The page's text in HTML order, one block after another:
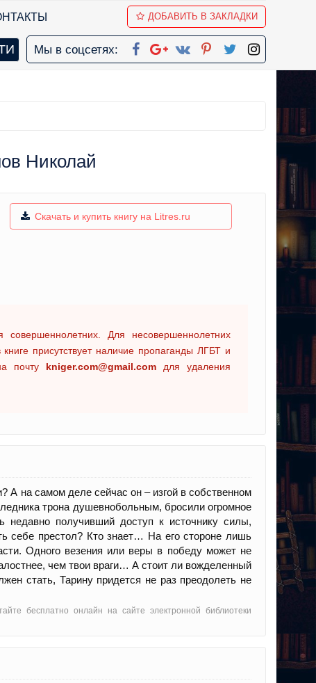
ДОБАВИТЬ В ЗАКЛАДКИ
Мы в соцсетях:
Николай
Скачать и купить книгу на Litres.ru
Для несовершеннолетних
книге присутствует наличие пропаганды ЛГБТ и
почту kniger.com@gmail.com для удаления
А на самом деле сейчас он – изгой в собственном
трона душевнобольным, бросили огромное
получивший доступ к источнику силы,
себе престол? Кто знает… На его стороне лишь
Одного везения или веры в победу может не
чем твои враги… А стоит ли вожделенный
стать, Тарину придется не раз преодолеть не
бесплатно онлайн на сайте электронной библиотеки